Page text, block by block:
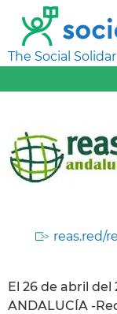
The Social
reas.red/
El 26 de abril del
ANDALUCÍA -